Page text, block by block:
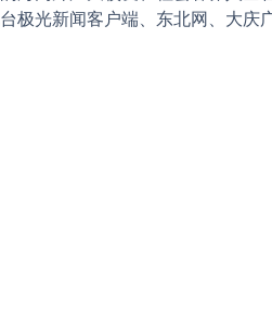
极光新闻客户端、东北网、大庆